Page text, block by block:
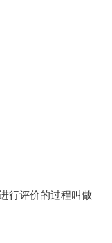
行评价的过程叫做